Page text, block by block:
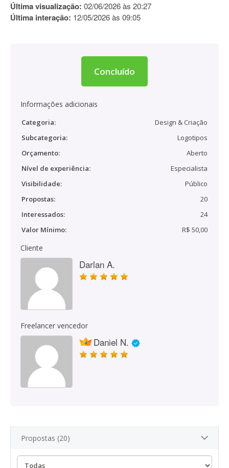
Última visualização: 02/06/2026 às 20:27
Última interação: 12/05/2026 às 09:05
Concluído
Informações adicionais
Categoria:
Design & Criação
Subcategoria:
Logotipos
Orçamento:
Aberto
Nível de experiência:
Especialista
Visibilidade:
Público
Propostas:
20
Interessados:
24
Valor Mínimo:
R$ 50,00
Cliente
Darlan A.
Freelancer vencedor
Daniel N.
Propostas (20)